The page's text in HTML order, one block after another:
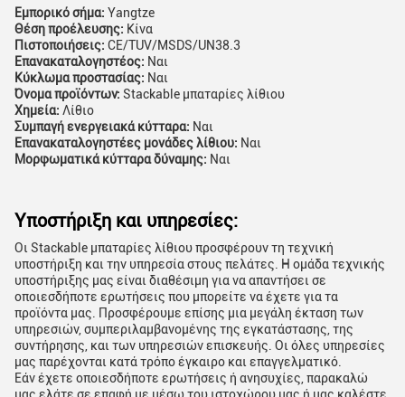
Εμπορικό σήμα: Yangtze
Θέση προέλευσης: Κίνα
Πιστοποιήσεις: CE/TUV/MSDS/UN38.3
Επανακαταλογηστέος: Ναι
Κύκλωμα προστασίας: Ναι
Όνομα προϊόντων: Stackable μπαταρίες λίθιου
Χημεία: Λίθιο
Συμπαγή ενεργειακά κύτταρα: Ναι
Επανακαταλογηστέες μονάδες λίθιου: Ναι
Μορφωματικά κύτταρα δύναμης: Ναι
Υποστήριξη και υπηρεσίες:
Οι Stackable μπαταρίες λίθιου προσφέρουν τη τεχνική
υποστήριξη και την υπηρεσία στους πελάτες. Η ομάδα τεχνικής
υποστήριξης μας είναι διαθέσιμη για να απαντήσει σε
οποιεσδήποτε ερωτήσεις που μπορείτε να έχετε για τα
προϊόντα μας. Προσφέρουμε επίσης μια μεγάλη έκταση των
υπηρεσιών, συμπεριλαμβανομένης της εγκατάστασης, της
συντήρησης, και των υπηρεσιών επισκευής. Οι όλες υπηρεσίες
μας παρέχονται κατά τρόπο έγκαιρο και επαγγελματικό.
Εάν έχετε οποιεσδήποτε ερωτήσεις ή ανησυχίες, παρακαλώ